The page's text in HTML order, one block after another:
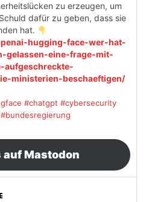
zu erzeugen, um
dafür zu geben, dass sie
hat.
hugging-face-wer-hat-
gelassen-eine-frage-mit-
ministerien-beschaeftigen/
#chatgpt #cybersecurity
#bundesregierung
auf Mastodon